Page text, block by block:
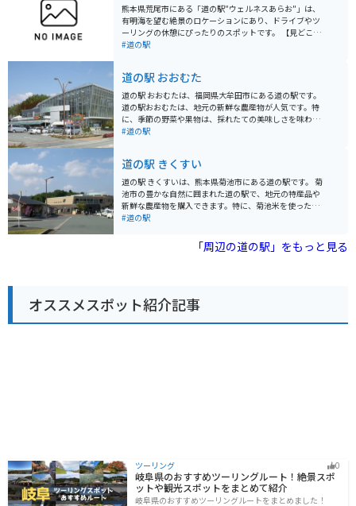
熊本県荒尾市にある「道の駅"ウェルネスあらお"」は、
有明海を望む絶景のロケーションにあり、ドライブやツ
ーリングの休憩にぴったりのスポットです。 【見どこ
ろ】 * **展望台からの眺望**: 有明海に沈む夕日は格別！
で採れた新鮮な野菜や果物、有明海で獲れたばかりの魚
介類などが豊富に並びます。お土産探しにも最適です。 *
**レストラン**: 地元の食材をふんだんに使った料理が味
わえます。特に海鮮丼はおすすめです。 * **温泉施設
「あらお海辺の湯」**: 旅の疲れを癒せる温泉施設も併
*: バイクを停めやすい広々とした駐車場があります。ツ
ーリングの休憩に最適です。 * **休憩スペース**: 屋内・
屋外ともに休憩スペースが充実しており、長距離移動の
合間にリフレッシュできます。 * **給油所**: 周辺にガソ
リンスタンドがあるので、給油の心配もありません。
【名産品】 * **梨**: 荒尾市は梨の産地としても有名。
*: 甘みと酸味のバランスが良い荒尾産のトマトも人気で
#道の駅
道の駅 おおむた
道の駅 おおむたは、福岡県大牟田市にある道の駅です。
道の駅おおむたは、地元の新鮮な農産物が人気です。特
に、季節の野菜や果物は、採れたての美味しさを味わえ
ると評判です。 また、大牟田市は、かつて三池炭鉱で栄
池炭鉱閉山資料館」があります。 バイクで訪れる場合、
道の駅おおむたには、広々とした駐車場が完備されてい
るので安心です。周辺には、有明海沿岸道路などの快適
なツーリングロードも走っており、ツーリングの休憩ス
ポットとしても最適です。 道の駅おおむたを訪れた際に
#道の駅
道の駅 きくすい
道の駅 きくすいは、熊本県菊池市にある道の駅です。 菊
池市の豊かな自然に囲まれた道の駅で、地元の特産品や
新鮮な農産物を購入できます。特に、菊池米を使ったお
にぎりや弁当は人気です。また、併設されているレスト
場も広々としています。道の駅 きくすいを拠点に、菊池
の駅 きくすいで休憩を取りながら、菊池市の観光を満喫
してみてはいかがでしょうか。
#道の駅
「周辺の道の駅」をもっと見る
オススメスポット紹介記事
ツーリング 0
岐阜県のおすすめツーリングルート！絶景スポ
ットや観光スポットをまとめて紹介
岐阜県のおすすめツーリングルートをまとめました！